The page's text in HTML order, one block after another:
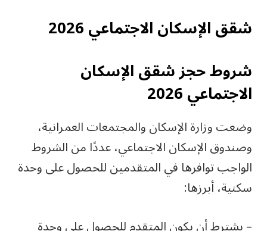
شقق الإسكان الاجتماعي 2026
شروط حجز شقق الإسكان
الاجتماعي 2026
وضعت وزارة الإسكان والمجتمعات العمرانية،
وصندوق الإسكان الاجتماعي، عددًا من الشروط
الواجب توافرها في المتقدمين للحصول على وحدة
سكنية، أبرزها: